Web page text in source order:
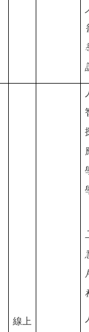
線上